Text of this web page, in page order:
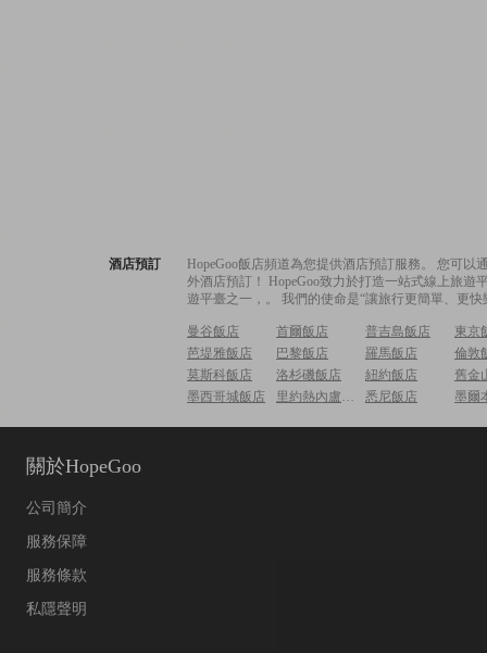
酒店預訂
HopeGoo飯店頻道為您提供酒店預訂服務。 您可
外酒店預訂！ HopeGoo致力於打造一站式線上旅
遊平臺之一，。 我們的使命是“讓旅行更簡單、更
曼谷飯店 首爾飯店 普吉島飯店
東京
芭堤雅飯店
巴黎飯店 羅馬飯店
倫敦
莫斯科飯店
洛杉磯飯店 紐約飯店
舊金
墨西哥城飯店
里約熱內盧飯店 悉尼飯店 墨爾
關於HopeGoo
公司簡介
服務保障
服務條款
私隱聲明